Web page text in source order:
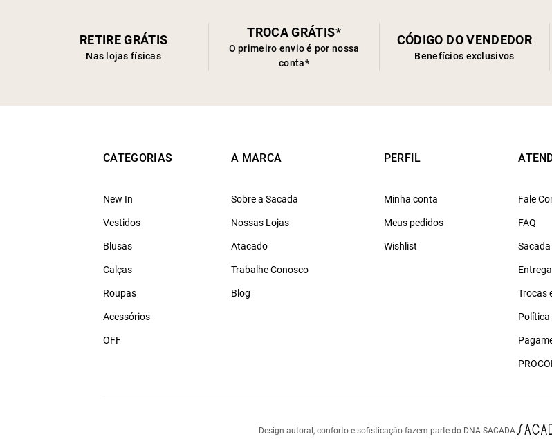
RETIRE GRÁTIS
Nas lojas físicas
TROCA GRÁTIS*
O primeiro envio é por nossa
conta*
CÓDIGO DO VENDEDOR
Benefícios exclusivos
CATEGORIAS
New In
Vestidos
Blusas
Calças
Roupas
Acessórios
OFF
A MARCA
Sobre a Sacada
Nossas Lojas
Atacado
Trabalhe Conosco
Blog
PERFIL
Minha conta
Meus pedidos
Wishlist
Fale
FAQ
Trocas
Política
Design autoral, conforto e sofisticação fazem parte do DNA SACADA.